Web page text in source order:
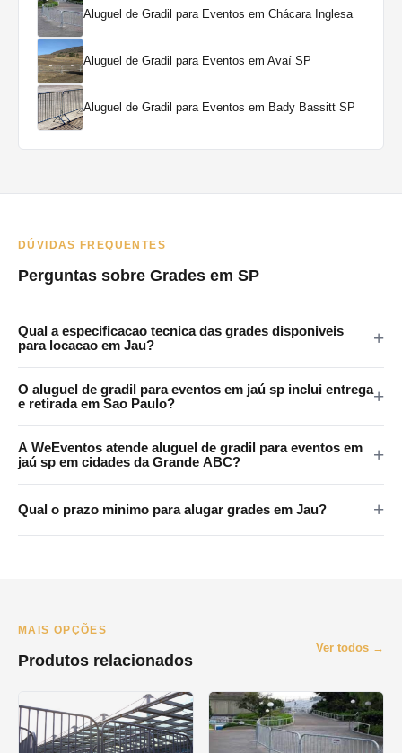
Aluguel de Gradil para Eventos em Chácara Inglesa
Aluguel de Gradil para Eventos em Avaí SP
Aluguel de Gradil para Eventos em Bady Bassitt SP
DÚVIDAS FREQUENTES
Perguntas sobre Grades em SP
Qual a especificacao tecnica das grades disponiveis
para locacao em Jau?
pontos e tratamento anticorrosao. Certificadas para eventos
O aluguel de gradil para eventos em jaú sp inclui entrega
e retirada em Sao Paulo?
Paulo e Grande SP. Atendemos Jau e regiao metropolitana.
A WeEventos atende aluguel de gradil para eventos em
jaú sp em cidades da Grande ABC?
Diadema e Maua. Consulte disponibilidade pelo WhatsApp.
Qual o prazo minimo para alugar grades em Jau?
MAIS OPÇÕES
Produtos relacionados
Ver todos →